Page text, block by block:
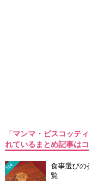
「マンマ・ビスコッテ
れているまとめ記事は
TDS
食事選びの
覧